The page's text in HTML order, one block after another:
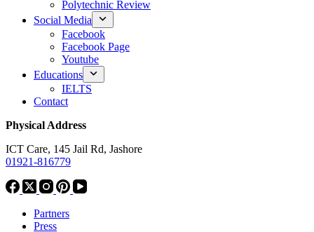
Polytechnic Review
Social Media
Facebook
Facebook Page
Youtube
Educations
IELTS
Contact
Physical Address
ICT Care, 145 Jail Rd, Jashore
01921-816779
Partners
Press